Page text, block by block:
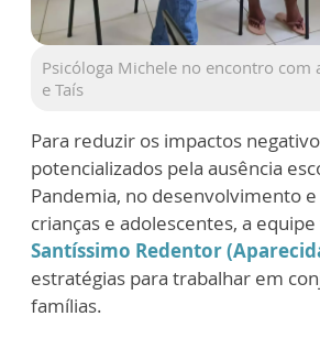
Psicóloga Michele no encontro com
e Taís
Para reduzir os impactos
potencializados pela ausência
Pandemia, no desenvolvimento
crianças e adolescentes, a
Santíssimo Redentor
estratégias para trabalhar em
famílias.